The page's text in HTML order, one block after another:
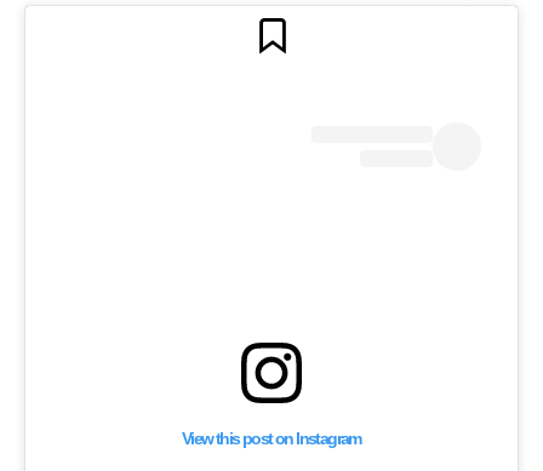
View this post on Instagram